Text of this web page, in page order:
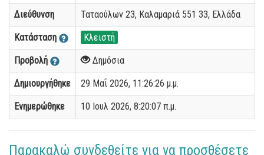
Διεύθυνση Ταταούλων 23, Καλαμαριά 551 33, Ελλάδα
Κατάσταση Κλειστή
Προβολή Δημόσια
Δημιουργήθηκε 29 Μαΐ 2026, 11:26:26 μ.μ.
Ενημερώθηκε 10 Ιουλ 2026, 8:20:07 π.μ.
Παρακαλώ συνδεθείτε για να προσθέσετε